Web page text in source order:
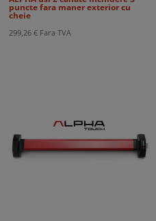
puncte fara maner exterior cu
cheie
299,26 € Fara TVA